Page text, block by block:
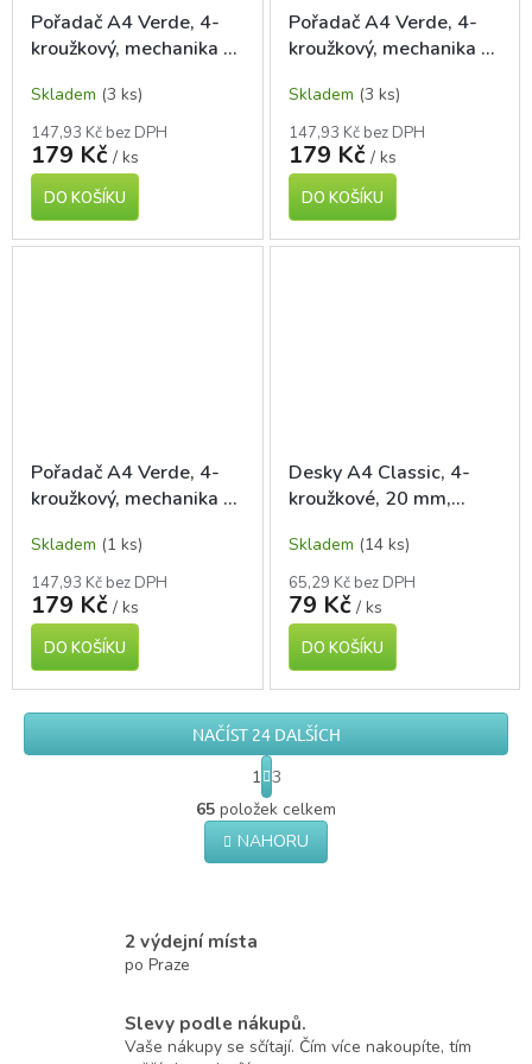
Pořadač A4 Verde, 4-
kroužkový, mechanika D
tyrkysový milano
Skladem (3 ks)
147,93 Kč bez DPH
179 Kč / ks
DO KOŠÍKU
Pořadač A4 Verde, 4-
kroužkový, mechanika D
cihlový
Skladem (3 ks)
147,93 Kč bez DPH
179 Kč / ks
DO KOŠÍKU
Pořadač A4 Verde, 4-
kroužkový, mechanika D
tmavě zelený
Skladem (1 ks)
147,93 Kč bez DPH
179 Kč / ks
DO KOŠÍKU
Desky A4 Classic, 4-
kroužkové, 20 mm,
Skladem (14 ks)
65,29 Kč bez DPH
79 Kč / ks
DO KOŠÍKU
O
v
l
á
v
k
NAČÍST 24 DALŠÍCH
S
t
r
á
n
k
1 3
65 položek celkem
NAHORU
2 výdejní místa
po Praze
Slevy podle nákupů.
Vaše nákupy se sčítají. Čím více nakoupíte, tím